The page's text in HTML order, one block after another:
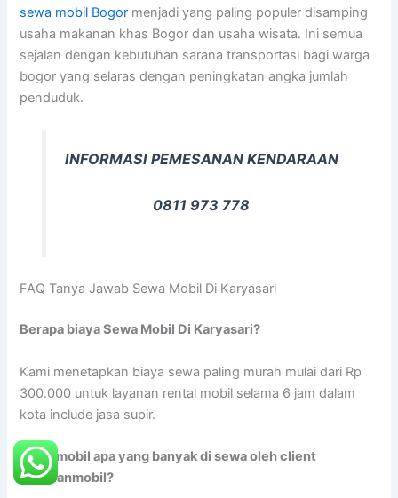
sewa mobil Bogor menjadi yang paling populer disamping
usaha makanan khas Bogor dan usaha wisata. Ini semua
sejalan dengan kebutuhan sarana transportasi bagi warga
bogor yang selaras dengan peningkatan angka jumlah
penduduk.
INFORMASI PEMESANAN KENDARAAN
0811 973 778
FAQ Tanya Jawab Sewa Mobil Di Karyasari
Berapa biaya Sewa Mobil Di Karyasari?
Kami menetapkan biaya sewa paling murah mulai dari Rp
300.000 untuk layanan rental mobil selama 6 jam dalam
kota include jasa supir.
Jenis mobil apa yang banyak di sewa oleh client
rentalanmobil?